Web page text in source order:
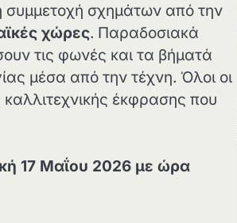
συμμετοχή σχημάτων από την
χώρες. Παραδοσιακά
τις φωνές και τα βήματά
μέσα από την τέχνη. Όλοι οι
έκφρασης που
17 Μαΐου 2026 με ώρα